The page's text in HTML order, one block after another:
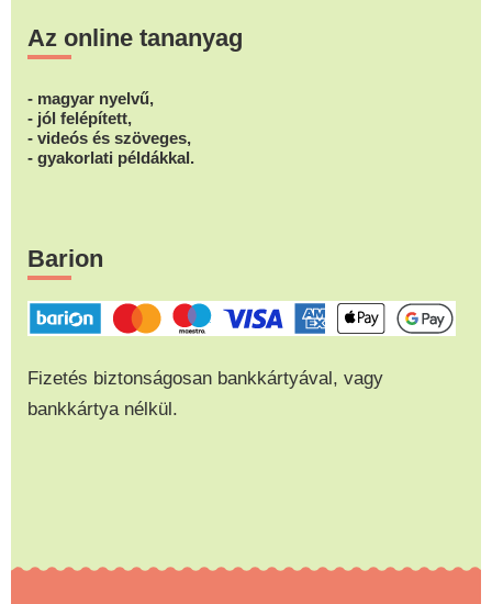
Az online tananyag
- magyar nyelvű,
- jól felépített,
- videós és szöveges,
- gyakorlati példákkal.
Barion
Fizetés biztonságosan bankkártyával, vagy
bankkártya nélkül.